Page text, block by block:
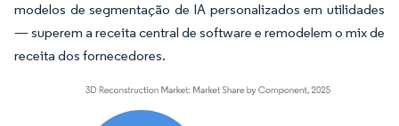
modelos de segmentação de IA personalizados em utilidades
— superem a receita central de software e remodelem o mix de
receita dos fornecedores.